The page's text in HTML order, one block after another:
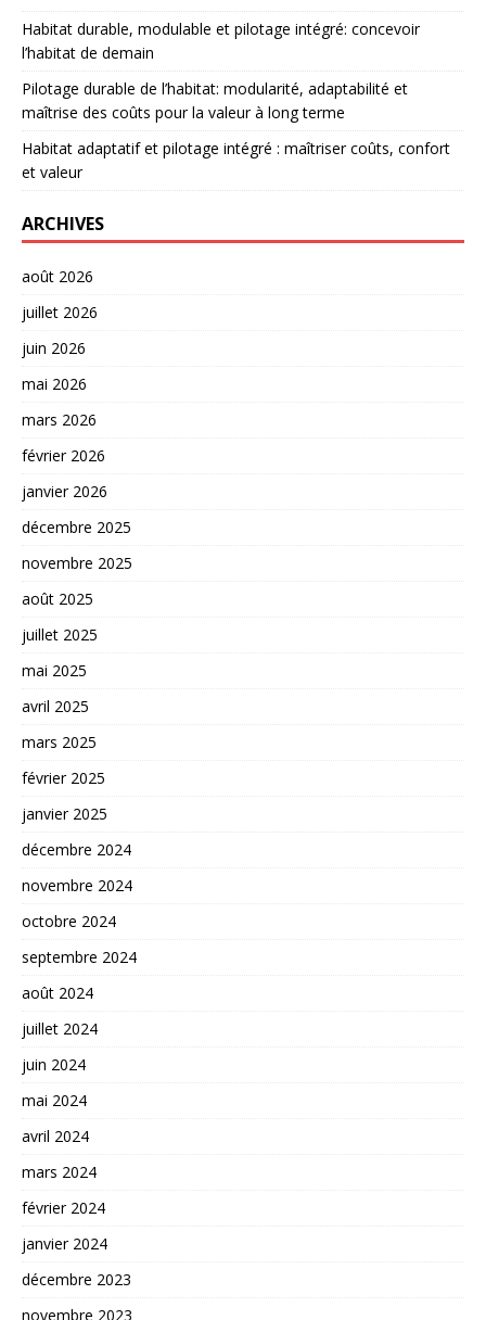
Habitat durable, modulable et pilotage intégré: concevoir
l’habitat de demain
Pilotage durable de l’habitat: modularité, adaptabilité et
maîtrise des coûts pour la valeur à long terme
Habitat adaptatif et pilotage intégré : maîtriser coûts, confort
et valeur
ARCHIVES
août 2026
juillet 2026
juin 2026
mai 2026
mars 2026
février 2026
janvier 2026
décembre 2025
novembre 2025
août 2025
juillet 2025
mai 2025
avril 2025
mars 2025
février 2025
janvier 2025
décembre 2024
novembre 2024
octobre 2024
septembre 2024
août 2024
juillet 2024
juin 2024
mai 2024
avril 2024
mars 2024
février 2024
janvier 2024
décembre 2023
novembre 2023